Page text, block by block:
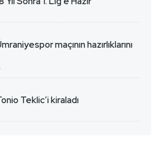
maçının hazırlıklarını
Teklic’i kiraladı